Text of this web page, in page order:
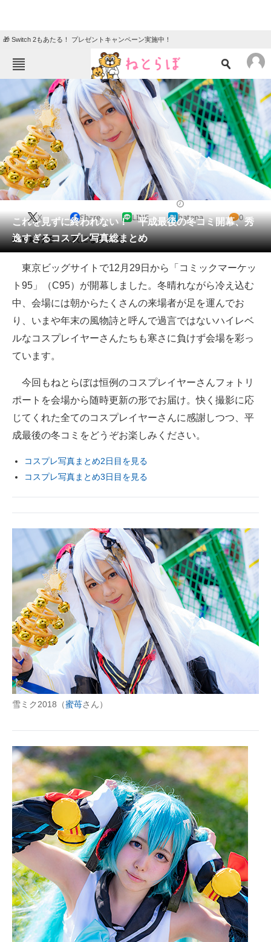
🎁 Switch 2もあたる！ プレゼントキャンペーン実施中！
ねとらぼメニュー
TOP ニュース
エンタメ クイズ
グルメ 地域
住まい 教育・育児
動物 リサーチ
会員記事
メディア
注目記事を集めた総合ページ
ITの今と未来を見通す
スマホと通信の最新トレンド
ビジネスと働き方のヒント
経営リーダーのコミュニティ
ITエンジニア向け専門サイト
企業向けIT製品の総合サイト
IT製品の技術・比較・事例
製造業のIT導入・活用を支援
モノづくり技術者専門サイト
エレクトロニクス専門サイト
電子設計の基本と応用
ちょっと気になるネットの話題
これを見ずに終われない！ 平成最後の冬コミ開幕、秀
逸すぎるコスプレ写真総まとめ
X Share LINE hatena 0
撮り続ける……灰になるまで。
東京ビッグサイトで12月29日から「コミックマーケッ
ト95」（C95）が開幕しました。冬晴れながら冷え込む
中、会場には朝からたくさんの来場者が足を運んでお
り、いまや年末の風物詩と呼んで過言ではないハイレベ
ルなコスプレイヤーさんたちも寒さに負けず会場を彩っ
ています。
今回もねとらぼは恒例のコスプレイヤーさんフォトリ
ポートを会場から随時更新の形でお届け。快く撮影に応
じてくれた全てのコスプレイヤーさんに感謝しつつ、平
成最後の冬コミをどうぞお楽しみください。
コスプレ写真まとめ2日目を見る
コスプレ写真まとめ3日目を見る
雪ミク2018（蜜苺さん）